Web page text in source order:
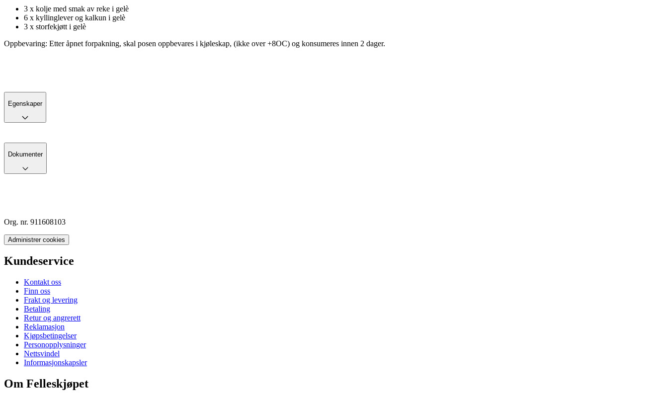
3 x kolje med smak av reke i gelè
6 x kyllinglever og kalkun i gelè
3 x storfekjøtt i gelè
Oppbevaring: Etter åpnet forpakning, skal posen oppbevares i kjøleskap, (ikke over +8OC) og konsumeres innen 2 dager.
Egenskaper
Dokumenter
Org. nr. 911608103
Administrer cookies
Kundeservice
Kontakt oss
Finn oss
Frakt og levering
Betaling
Retur og angrerett
Reklamasjon
Kjøpsbetingelser
Personopplysninger
Nettsvindel
Informasjonskapsler
Om Felleskjøpet